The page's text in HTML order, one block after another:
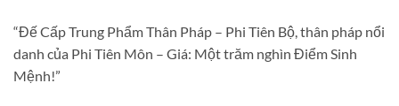
“Đế Cấp Trung Phẩm Thân Pháp – Phi Tiên Bộ, thân pháp nổi
danh của Phi Tiên Môn – Giá: Một trăm nghìn Điểm Sinh
Mệnh!”